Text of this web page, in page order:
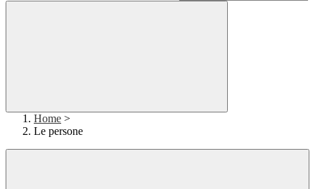
Home >
Le persone